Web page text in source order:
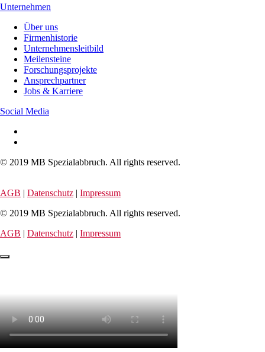
Unternehmen
Über uns
Firmenhistorie
Unternehmensleitbild
Meilensteine
Forschungsprojekte
Ansprechpartner
Jobs & Karriere
Social Media
© 2019 MB Spezialabbruch. All rights reserved.
AGB | Datenschutz | Impressum
© 2019 MB Spezialabbruch. All rights reserved.
AGB | Datenschutz | Impressum